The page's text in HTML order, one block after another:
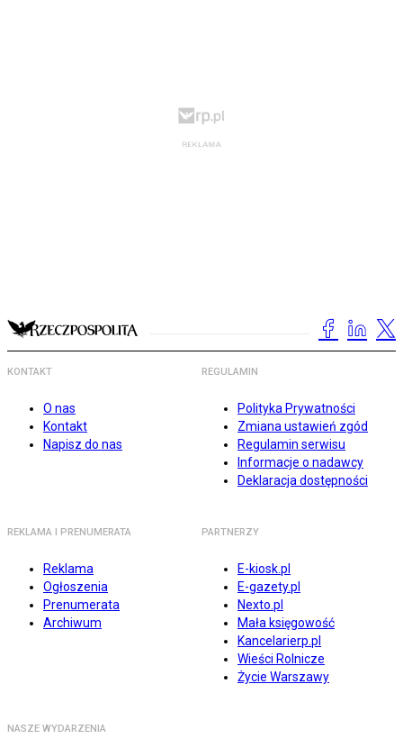
KONTAKT
O nas
Kontakt
Napisz do nas
REGULAMIN
Polityka Prywatności
Zmiana ustawień zgód
Regulamin serwisu
Informacje o nadawcy
Deklaracja dostępności
REKLAMA I PRENUMERATA
Reklama
Ogłoszenia
Prenumerata
Archiwum
PARTNERZY
E-kiosk.pl
E-gazety.pl
Nexto.pl
Mała księgowość
Kancelarierp.pl
Wieści Rolnicze
Życie Warszawy
NASZE WYDARZENIA